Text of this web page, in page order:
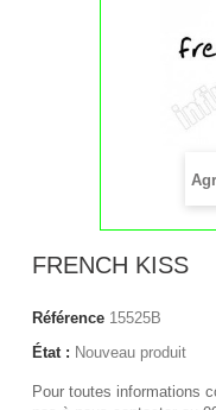
FRENCH KISS
Référence 15525B
État : Nouveau produit
Pour toutes informations